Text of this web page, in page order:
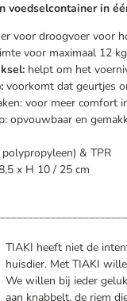
voedselcontainer in
voor droogvoer voor
voor maximaal 12
helpt om het
voorkomt dat geurtjes
voor meer comfort
opvouwbaar en
& TPR
x H 10 / 25 cm
TIAKI heeft niet de
huisdier. Met TIAKI
We willen bij ieder
aan knabbelt, de riem